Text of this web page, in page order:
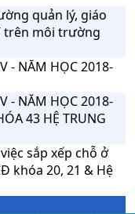
quản lý, giáo
trên môi trường
- NĂM HỌC 2018-
- NĂM HỌC 2018-
43 HỆ TRUNG
sắp xếp chỗ ở
khóa 20, 21 & Hệ